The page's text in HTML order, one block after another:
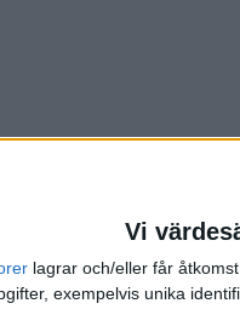
Vi
lagrar och/eller får
exempelvis unika